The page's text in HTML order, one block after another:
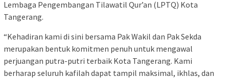
Lembaga Pengembangan Tilawatil Qur’an (LPTQ) Kota
Tangerang.
“Kehadiran kami di sini bersama Pak Wakil dan Pak Sekda
merupakan bentuk komitmen penuh untuk mengawal
perjuangan putra-putri terbaik Kota Tangerang. Kami
berharap seluruh kafilah dapat tampil maksimal, ikhlas, dan